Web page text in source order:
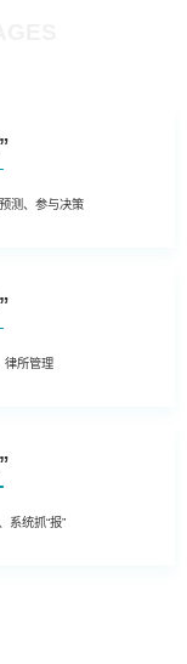
测、参与决策
律所管理
系统抓“报”